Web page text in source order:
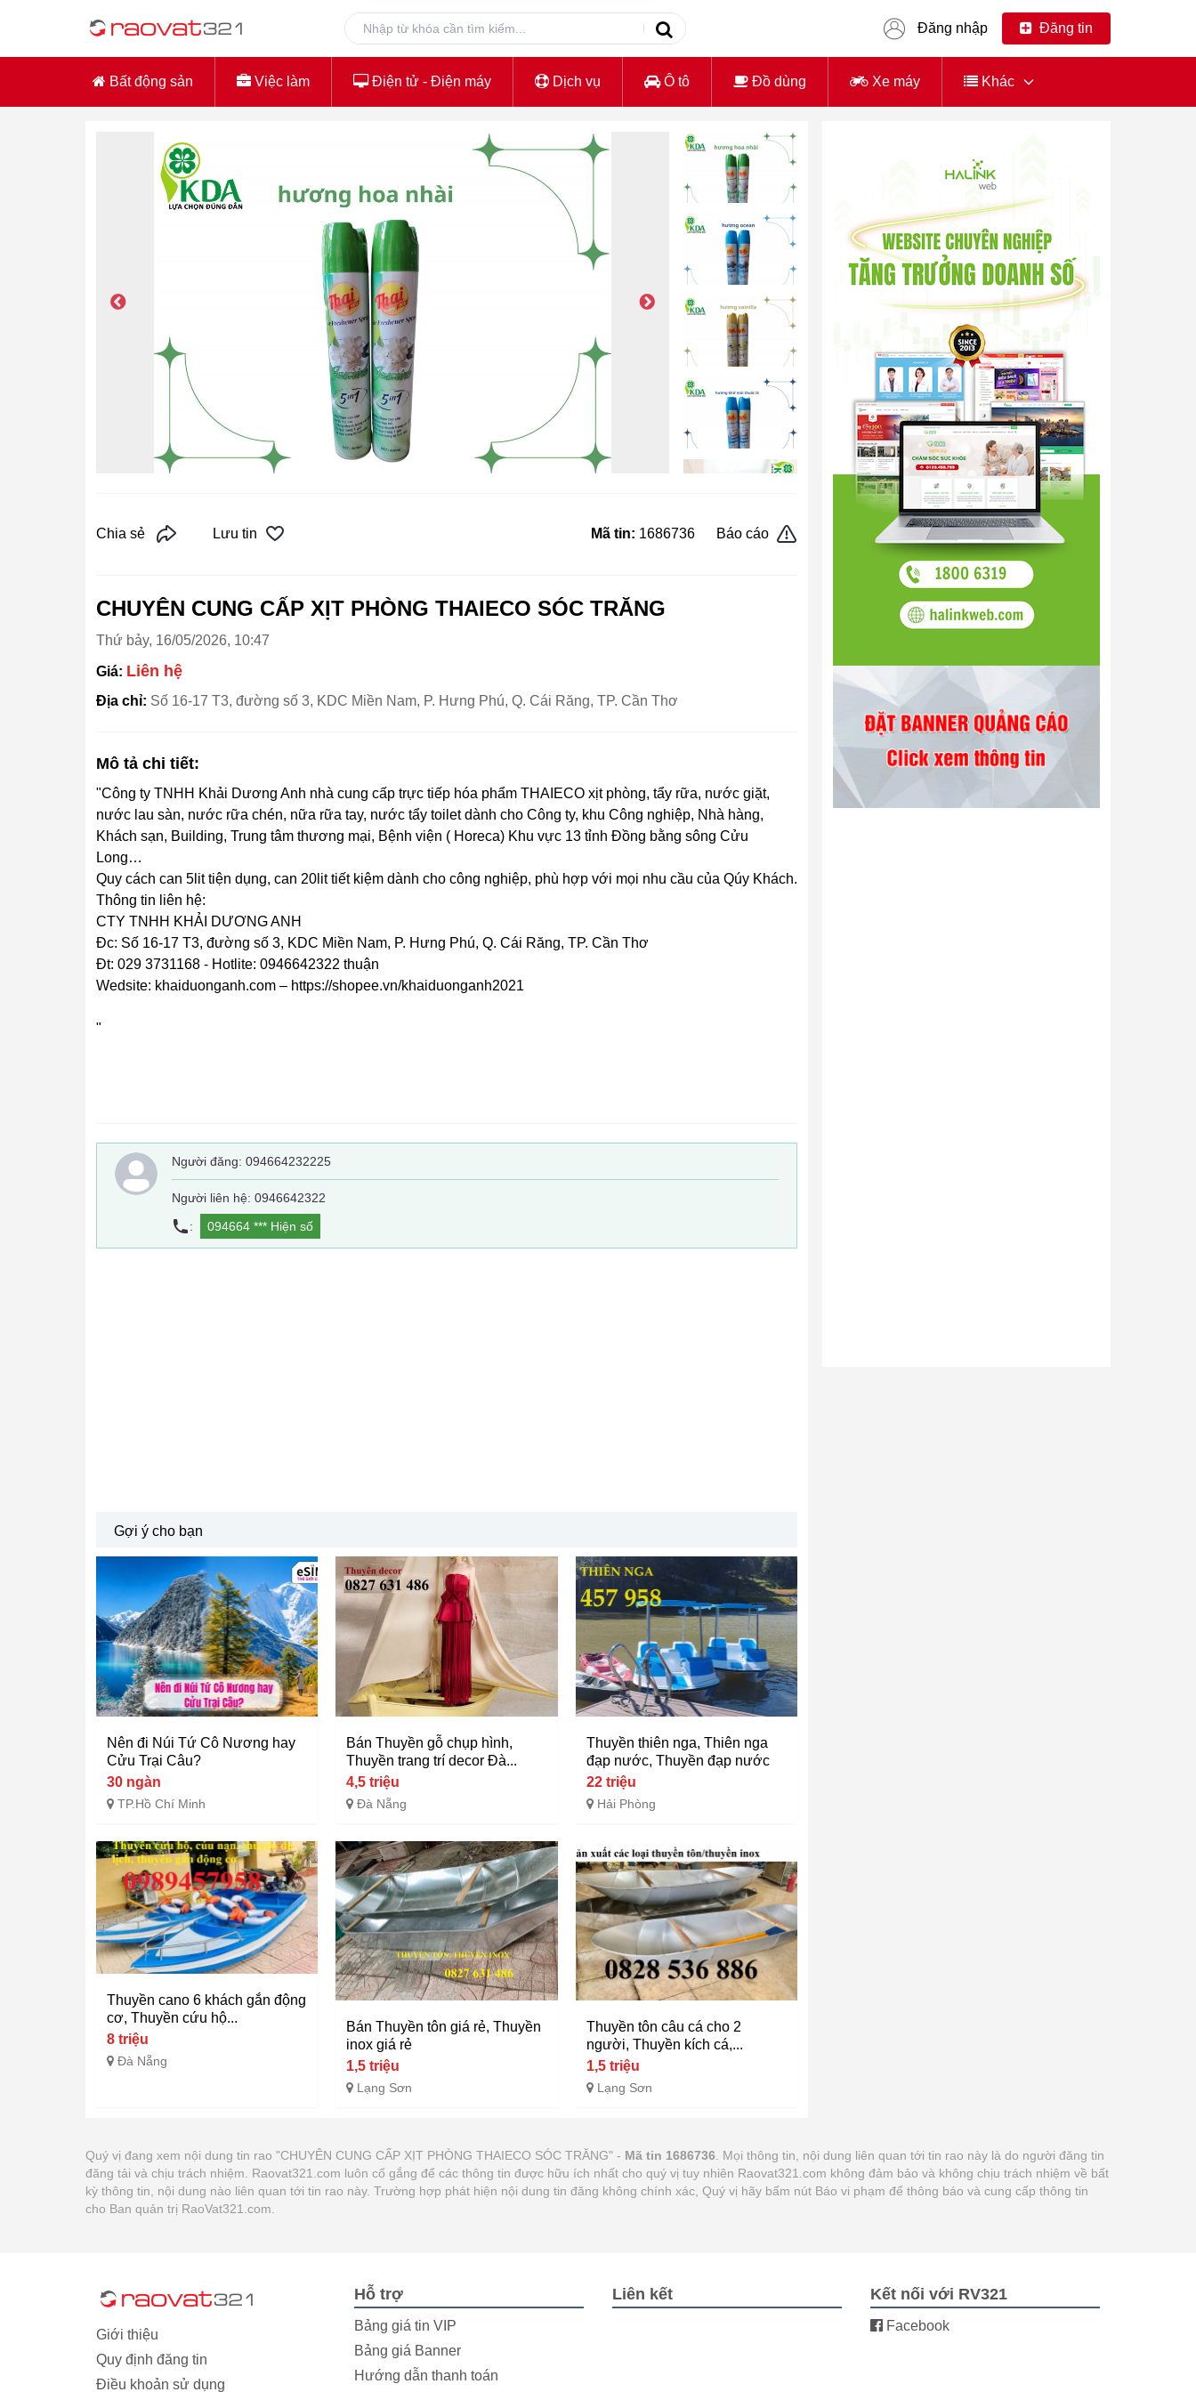
Đăng nhập Đăng tin
Bất động sản Việc làm Điện tử - Điện máy Dịch vụ Ô tô Đồ dùng Xe máy Khác
Chia sẻ Lưu tin Mã tin: 1686736 Báo cáo
CHUYÊN CUNG CẤP XỊT PHÒNG THAIECO SÓC TRĂNG
Thứ bảy, 16/05/2026, 10:47
Giá: Liên hệ
Địa chỉ: Số 16-17 T3, đường số 3, KDC Miền Nam, P. Hưng Phú, Q. Cái Răng, TP. Cần Thơ
Mô tả chi tiết:
"Công ty TNHH Khải Dương Anh nhà cung cấp trực tiếp hóa phẩm THAIECO xịt phòng, tẩy rữa, nước giặt,
nước lau sàn, nước rữa chén, nữa rữa tay, nước tẩy toilet dành cho Công ty, khu Công nghiệp, Nhà hàng,
Khách sạn, Building, Trung tâm thương mại, Bệnh viện ( Horeca) Khu vực 13 tỉnh Đồng bằng sông Cửu
Long…
Quy cách can 5lit tiện dụng, can 20lit tiết kiệm dành cho công nghiệp, phù hợp với mọi nhu cầu của Qúy Khách.
Thông tin liên hệ:
CTY TNHH KHẢI DƯƠNG ANH
Đc: Số 16-17 T3, đường số 3, KDC Miền Nam, P. Hưng Phú, Q. Cái Răng, TP. Cần Thơ
Đt: 029 3731168 - Hotlite: 0946642322 thuận
Wedsite: khaiduonganh.com – https://shopee.vn/khaiduonganh2021
"
Người đăng: 094664232225
Người liên hệ: 0946642322
:
094664 *** Hiện số
Gợi ý cho bạn
Nên đi Núi Tứ Cô Nương hay
Cửu Trại Câu?
30 ngàn
TP.Hồ Chí Minh
Bán Thuyền gỗ chụp hình,
Thuyền trang trí decor Đà...
4,5 triệu
Đà Nẵng
Thuyền thiên nga, Thiên nga
đạp nước, Thuyền đạp nước
22 triệu
Hải Phòng
Thuyền cano 6 khách gắn động
cơ, Thuyền cứu hộ...
8 triệu
Đà Nẵng
Bán Thuyền tôn giá rẻ, Thuyền
inox giá rẻ
1,5 triệu
Lạng Sơn
Thuyền tôn câu cá cho 2
người, Thuyền kích cá,...
1,5 triệu
Lạng Sơn
Quý vị đang xem nội dung tin rao "CHUYÊN CUNG CẤP XỊT PHÒNG THAIECO SÓC TRĂNG" - Mã tin 1686736 . Mọi thông tin, nội dung liên quan tới tin rao này là do người đăng tin
đăng tải và chịu trách nhiệm. Raovat321.com luôn cố gắng để các thông tin được hữu ích nhất cho quý vị tuy nhiên Raovat321.com không đảm bảo và không chịu trách nhiệm về bất
kỳ thông tin, nội dung nào liên quan tới tin rao này. Trường hợp phát hiện nội dung tin đăng không chính xác, Quý vị hãy bấm nút Báo vi phạm để thông báo và cung cấp thông tin
cho Ban quản trị RaoVat321.com.
Giới thiệu
Quy định đăng tin
Điều khoản sử dụng
Hỗ trợ
Bảng giá tin VIP
Bảng giá Banner
Hướng dẫn thanh toán
Liên kết Kết nối với RV321
Facebook